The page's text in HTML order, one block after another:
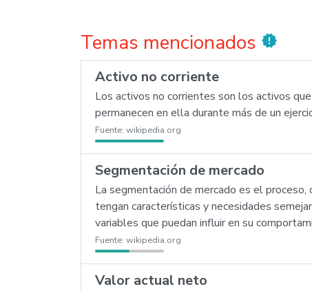
Temas mencionados new_releases
Activo no corriente
Los activos no corrientes son los activos
permanecen en ella durante más de un
Fuente: wikipedia.org
Segmentación de mercado
La segmentación de mercado es el
tengan características y necesidades
variables que puedan influir en su
Fuente: wikipedia.org
Valor actual neto